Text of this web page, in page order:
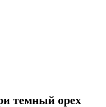
темный орех